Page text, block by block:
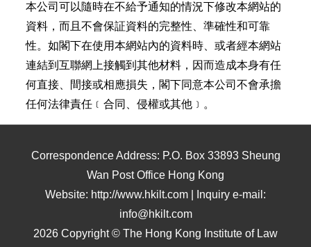
本公司可以隨時在不給予通知的情況下修改本網站的
資料，而且不會保証資料的完整性、準確性和可靠
性。如閣下在使用本網站內的資料時、或者經本網站
連結到互聯網上接觸到其他材料，因而造成本身有任
何直接、間接或相應損失，閣下同意本公司不會承擔
任何法律責任﹝合同、侵權或其他﹞。
Correspondence Address: P.O. Box 33893 Sheung
Wan Post Office Hong Kong
Website: http://www.hkilt.com | Inquiry e-mail:
info@hkilt.com
2026 Copyright © The Hong Kong Institute of Law